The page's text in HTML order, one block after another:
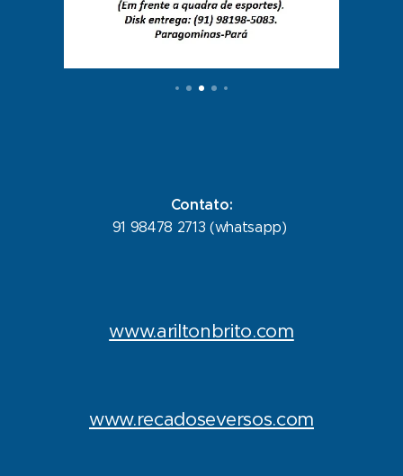
Contato:
91 98478 2713 (whatsapp)
www.ariltonbrito.com
www.recadoseversos.com